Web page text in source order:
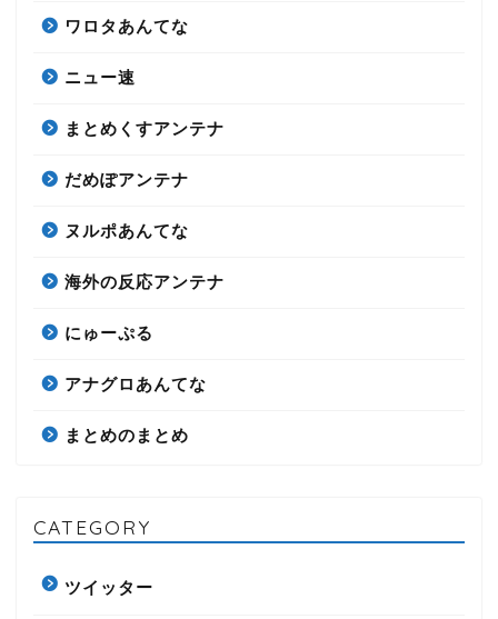
ワロタあんてな
ニュー速
まとめくすアンテナ
だめぽアンテナ
ヌルポあんてな
海外の反応アンテナ
にゅーぷる
アナグロあんてな
まとめのまとめ
CATEGORY
ツイッター